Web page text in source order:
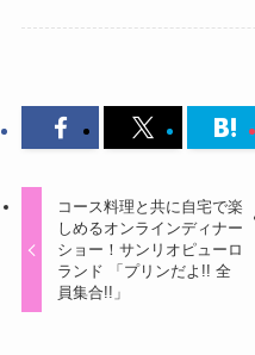
コース料理と共に自宅で楽
しめるオンラインディナー
ショー！サンリオピューロ
ランド 「プリンだよ!! 全
員集合!!」